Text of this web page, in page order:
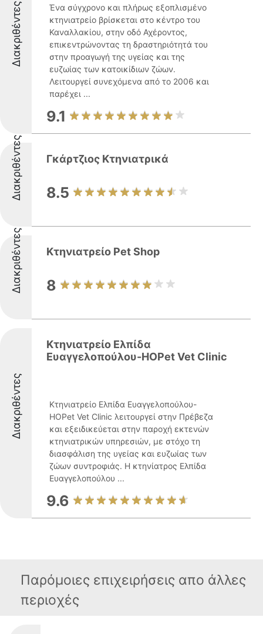
Διακριθέντες
Ένα σύγχρονο και πλήρως εξοπλισμένο
κτηνιατρείο βρίσκεται στο κέντρο του
Καναλλακίου, στην οδό Αχέροντος,
επικεντρώνοντας τη δραστηριότητά του
στην προαγωγή της υγείας και της
ευζωίας των κατοικίδιων ζώων.
Λειτουργεί συνεχόμενα από το 2006 και
παρέχει ...
9.1
Διακριθέντες Γκάρτζιος Κτηνιατρικά
8.5
Διακριθέντες Κτηνιατρείο Pet Shop
8
Διακριθέντες
Κτηνιατρείο Ελπίδα
Ευαγγελοπούλου-HOPet Vet Clinic
Κτηνιατρείο Ελπίδα Ευαγγελοπούλου-
HOPet Vet Clinic λειτουργεί στην Πρέβεζα
και εξειδικεύεται στην παροχή εκτενών
κτηνιατρικών υπηρεσιών, με στόχο τη
διασφάλιση της υγείας και ευζωίας των
ζώων συντροφιάς. Η κτηνίατρος Ελπίδα
Ευαγγελοπούλου ...
9.6
Παρόμοιες επιχειρήσεις απο άλλες
περιοχές